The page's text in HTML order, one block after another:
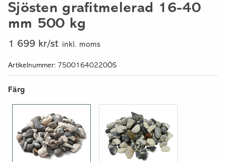
Sjösten grafitmelerad 16-40
mm 500 kg
1 699 kr/st inkl. moms
Artikelnummer: 75001640220ÖS
Färg